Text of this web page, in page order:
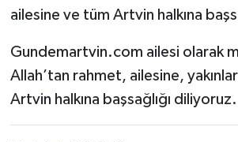
ailesine ve tüm Artvin halkına
Gundemartvin.com ailesi olarak
Allah’tan rahmet, ailesine,
Artvin halkına başsağlığı diliyoruz.